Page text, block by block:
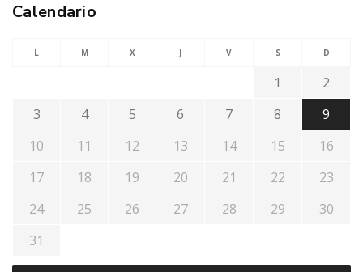
Calendario
L M X J V S D
1
2
3
4 5 6 7 8
9
10
11 12 13 14 15
16
17
18 19 20 21 22
23
24
25 26 27 28 29
30
31